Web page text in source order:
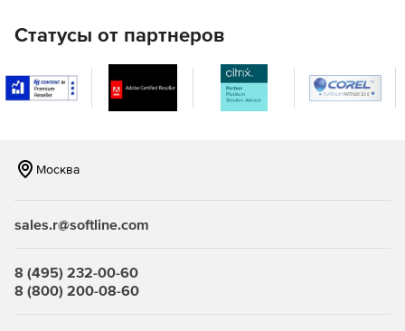
Статусы от партнеров
Москва
sales.r@softline.com
8 (495) 232-00-60
8 (800) 200-08-60